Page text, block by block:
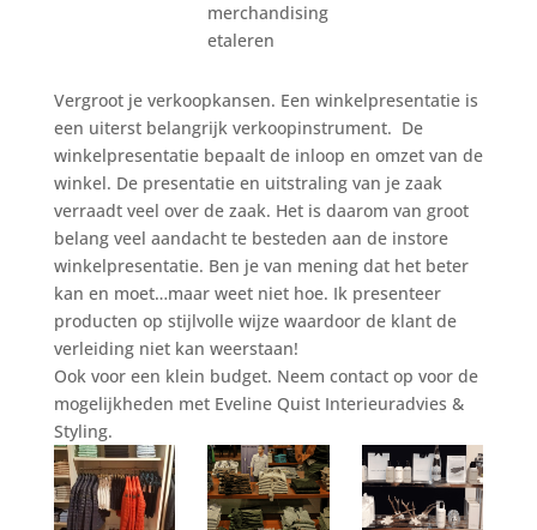
merchandising
etaleren
Vergroot je verkoopkansen. Een winkelpresentatie is
een uiterst belangrijk verkoopinstrument. De
winkelpresentatie bepaalt de inloop en omzet van de
winkel. De presentatie en uitstraling van je zaak
verraadt veel over de zaak. Het is daarom van groot
belang veel aandacht te besteden aan de instore
winkelpresentatie. Ben je van mening dat het beter
kan en moet…maar weet niet hoe. Ik presenteer
producten op stijlvolle wijze waardoor de klant de
verleiding niet kan weerstaan!
Ook voor een klein budget. Neem contact op voor de
mogelijkheden met Eveline Quist Interieuradvies &
Styling.